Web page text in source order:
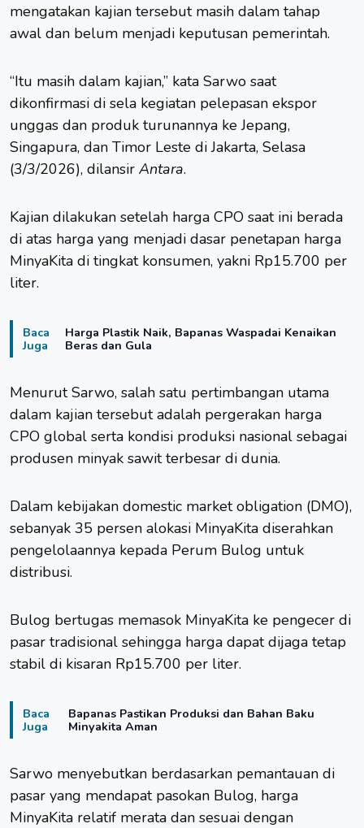
mengatakan kajian tersebut masih dalam tahap
awal dan belum menjadi keputusan pemerintah.
“Itu masih dalam kajian,” kata Sarwo saat
dikonfirmasi di sela kegiatan pelepasan ekspor
unggas dan produk turunannya ke Jepang,
Singapura, dan Timor Leste di Jakarta, Selasa
(3/3/2026), dilansir Antara.
Kajian dilakukan setelah harga CPO saat ini berada
di atas harga yang menjadi dasar penetapan harga
MinyaKita di tingkat konsumen, yakni Rp15.700 per
liter.
Baca
Juga
Harga Plastik Naik, Bapanas Waspadai Kenaikan
Beras dan Gula
Menurut Sarwo, salah satu pertimbangan utama
dalam kajian tersebut adalah pergerakan harga
CPO global serta kondisi produksi nasional sebagai
produsen minyak sawit terbesar di dunia.
Dalam kebijakan domestic market obligation (DMO),
sebanyak 35 persen alokasi MinyaKita diserahkan
pengelolaannya kepada Perum Bulog untuk
distribusi.
Bulog bertugas memasok MinyaKita ke pengecer di
pasar tradisional sehingga harga dapat dijaga tetap
stabil di kisaran Rp15.700 per liter.
Baca
Juga
Bapanas Pastikan Produksi dan Bahan Baku
Minyakita Aman
Sarwo menyebutkan berdasarkan pemantauan di
pasar yang mendapat pasokan Bulog, harga
MinyaKita relatif merata dan sesuai dengan